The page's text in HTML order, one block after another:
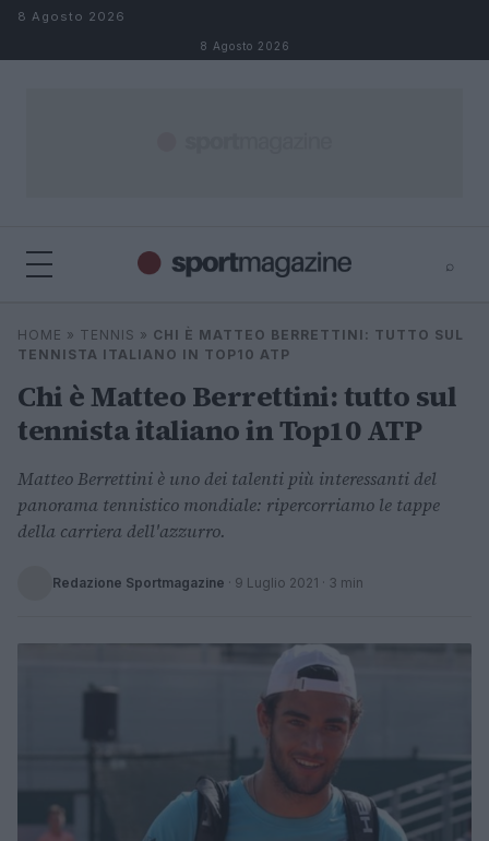
Salta al contenuto
8 Agosto 2026
8 Agosto 2026
⌕
Cerca
⌕ ×
HOME » TENNIS » CHI È MATTEO BERRETTINI: TUTTO SUL
TENNISTA ITALIANO IN TOP10 ATP
Chi è Matteo Berrettini: tutto sul
tennista italiano in Top10 ATP
Matteo Berrettini è uno dei talenti più interessanti del
panorama tennistico mondiale: ripercorriamo le tappe
della carriera dell'azzurro.
Redazione Sportmagazine · 9 Luglio 2021 · 3 min